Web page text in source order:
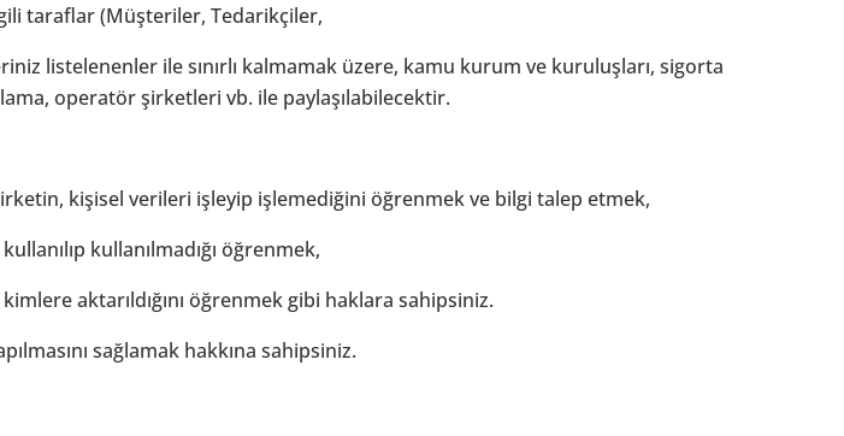
ilgili taraflar (Müşteriler, Tedarikçiler,
listelenenler ile sınırlı kalmamak üzere, kamu kurum ve kuruluşları, sigorta
operatör şirketleri vb. ile paylaşılabilecektir.
şirketin, kişisel verileri işleyip işlemediğini öğrenmek ve bilgi talep etmek,
kullanılmadığı öğrenmek,
aktarıldığını öğrenmek gibi haklara sahipsiniz.
sağlamak hakkına sahipsiniz.